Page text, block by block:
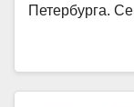
Петербурга.